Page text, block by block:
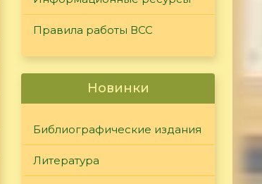
Правила работы ВСС
Новинки
Библиографические издания
Литература